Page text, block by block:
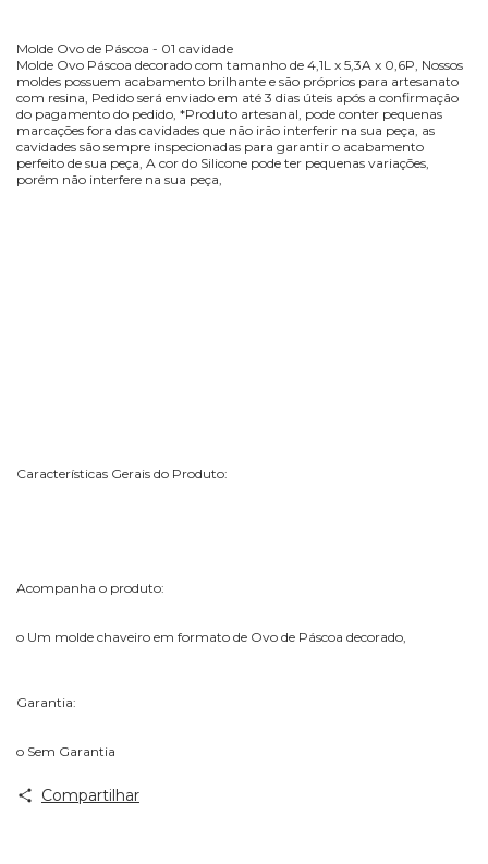
Molde Ovo de Páscoa - 01 cavidade
Molde Ovo Páscoa decorado com tamanho de 4,1L x 5,3A x 0,6P, Nossos
moldes possuem acabamento brilhante e são próprios para artesanato
com resina, Pedido será enviado em até 3 dias úteis após a confirmação
do pagamento do pedido, *Produto artesanal, pode conter pequenas
marcações fora das cavidades que não irão interferir na sua peça, as
cavidades são sempre inspecionadas para garantir o acabamento
perfeito de sua peça, A cor do Silicone pode ter pequenas variações,
porém não interfere na sua peça,
Características Gerais do Produto:
Acompanha o produto:
o Um molde chaveiro em formato de Ovo de Páscoa decorado,
Garantia:
o Sem Garantia
Compartilhar